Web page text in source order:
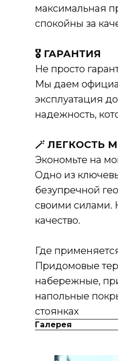
максимальная
спокойны за
🎖️ ГАРАНТИЯ
Не просто
Мы даем
эксплуатация
надежность,
🪄 ЛЕГКОСТЬ
Экономьте на
Одно из
безупречной
своими силами.
качество.
Где
Придомовые
набережные,
напольные
стоянках
Галерея